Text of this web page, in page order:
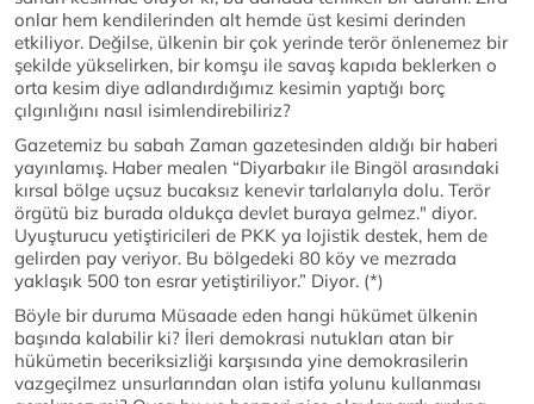
onlar hem kendilerinden alt hemde üst kesimi derinden
etkiliyor. Değilse, ülkenin bir çok yerinde terör önlenemez bir
şekilde yükselirken, bir komşu ile savaş kapıda beklerken o
orta kesim diye adlandırdığımız kesimin yaptığı borç
çılgınlığını nasıl isimlendirebiliriz?
Gazetemiz bu sabah Zaman gazetesinden aldığı bir haberi
yayınlamış. Haber mealen “Diyarbakır ile Bingöl arasındaki
kırsal bölge uçsuz bucaksız kenevir tarlalarıyla dolu. Terör
örgütü biz burada oldukça devlet buraya gelmez." diyor.
Uyuşturucu yetiştiricileri de PKK ya lojistik destek, hem de
gelirden pay veriyor. Bu bölgedeki 80 köy ve mezrada
yaklaşık 500 ton esrar yetiştiriliyor.” Diyor. (*)
Böyle bir duruma Müsaade eden hangi hükümet ülkenin
başında kalabilir ki? İleri demokrasi nutukları atan bir
hükümetin beceriksizliği karşısında yine demokrasilerin
vazgeçilmez unsurlarından olan istifa yolunu kullanması